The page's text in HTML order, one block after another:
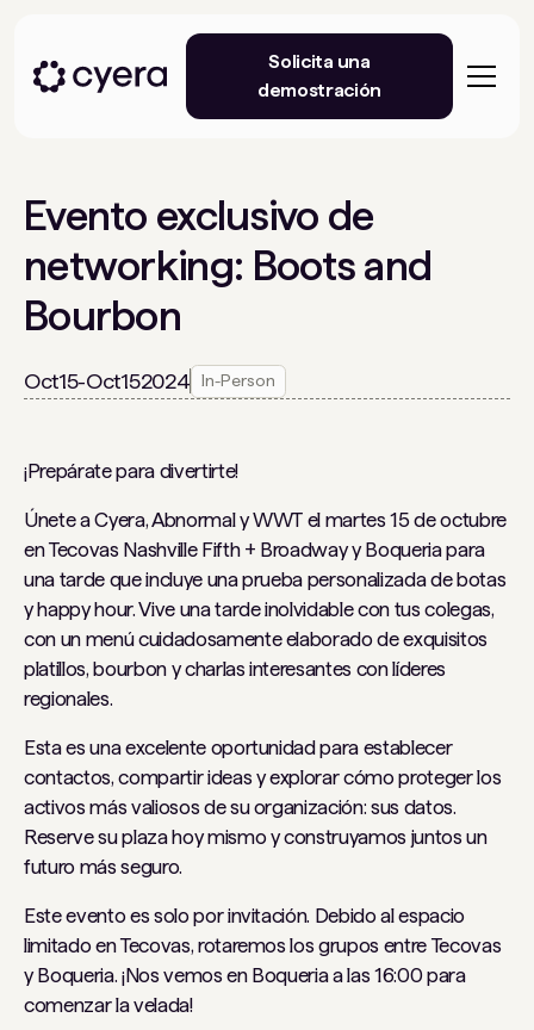
Solicita una
demostración
Evento exclusivo de
networking: Boots and
Bourbon
Oct15-Oct152024 In-Person
¡Prepárate para divertirte!
Únete a Cyera, Abnormal y WWT el martes 15 de octubre
en Tecovas Nashville Fifth + Broadway y Boqueria para
una tarde que incluye una prueba personalizada de botas
y happy hour. Vive una tarde inolvidable con tus colegas,
con un menú cuidadosamente elaborado de exquisitos
platillos, bourbon y charlas interesantes con líderes
regionales.
Esta es una excelente oportunidad para establecer
contactos, compartir ideas y explorar cómo proteger los
activos más valiosos de su organización: sus datos.
Reserve su plaza hoy mismo y construyamos juntos un
futuro más seguro.
Este evento es solo por invitación. Debido al espacio
limitado en Tecovas, rotaremos los grupos entre Tecovas
y Boqueria. ¡Nos vemos en Boqueria a las 16:00 para
comenzar la velada!